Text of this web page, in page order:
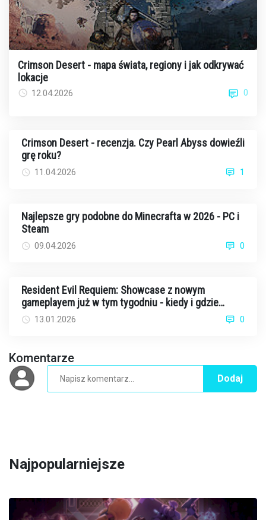
Crimson Desert - mapa świata, regiony i jak odkrywać
lokacje
12.04.2026 0
Crimson Desert - recenzja. Czy Pearl Abyss dowieźli
grę roku?
11.04.2026 1
Najlepsze gry podobne do Minecrafta w 2026 - PC i
Steam
09.04.2026 0
Resident Evil Requiem: Showcase z nowym
gameplayem już w tym tygodniu - kiedy i gdzie
oglądać?
13.01.2026 0
Komentarze
Dodaj
Najpopularniejsze